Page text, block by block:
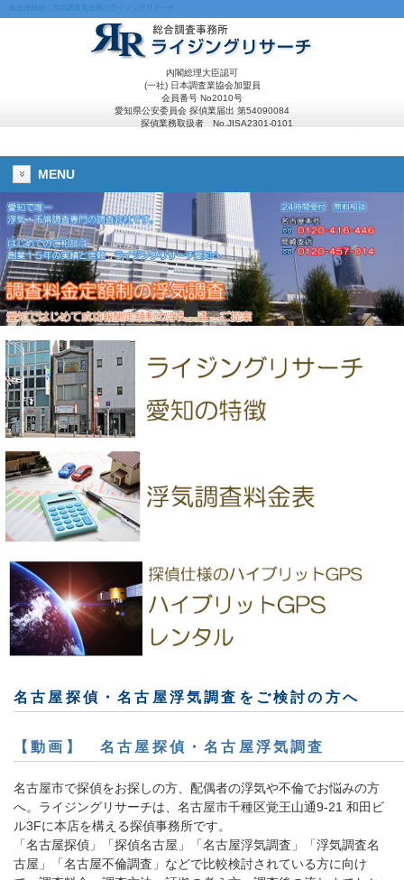
名古屋探偵｜浮気調査名古屋のライジングリサーチ
内閣総理大臣認可
(一社) 日本調査業協会加盟員
会員番号 No2010号
愛知県公安委員会 探偵業届出 第54090084
探偵業務取扱者 No.JISA2301-0101
MENU
名古屋探偵・名古屋浮気調査をご検討の方へ
【動画】 名古屋探偵・名古屋浮気調査
名古屋市で探偵をお探しの方、配偶者の浮気や不倫でお悩みの方
へ。ライジングリサーチは、名古屋市千種区覚王山通9-21 和田ビ
ル3Fに本店を構える探偵事務所です。
「名古屋探偵」「探偵名古屋」「名古屋浮気調査」「浮気調査名
古屋」「名古屋不倫調査」などで比較検討されている方に向け